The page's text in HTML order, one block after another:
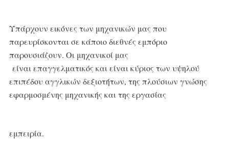
Υπάρχουν εικόνες των μηχανικών μας που
παρευρίσκονται σε κάποιο διεθνές εμπόριο
παρουσιάζουν. Οι μηχανικοί μας
είναι επαγγελματικός και είναι κύριος των υψηλού
επιπέδου αγγλικών δεξιοτήτων, της πλούσιων γνώσης
εφαρμοσμένης μηχανικής και της εργασίας
εμπειρία.